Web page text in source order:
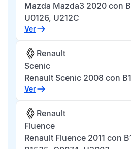
Mazda Mazda3 2020 con
U0126, U212C
Ver
Renault
Scenic
Renault Scenic 2008 con
Ver
Renault
Fluence
Renault Fluence 2011 con